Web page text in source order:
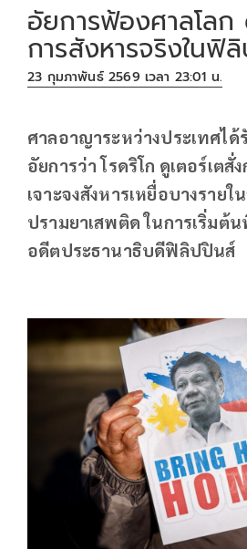
อัยการฟ้องศาลโลก
การสังหารจริงในฟิ
23 กุมภาพันธ์ 2569 เวลา 23:01 น.
ศาลอาญาระหว่างประเทศไ
อัยการว่า โรดริโก ดูเตอร์เตสั่
เจาะจงสังหารเหยื่อบางราย
ปรามยาเสพติด ในการเริ่มต้
อดีตประธานาธิบดีฟิลิปปินส์